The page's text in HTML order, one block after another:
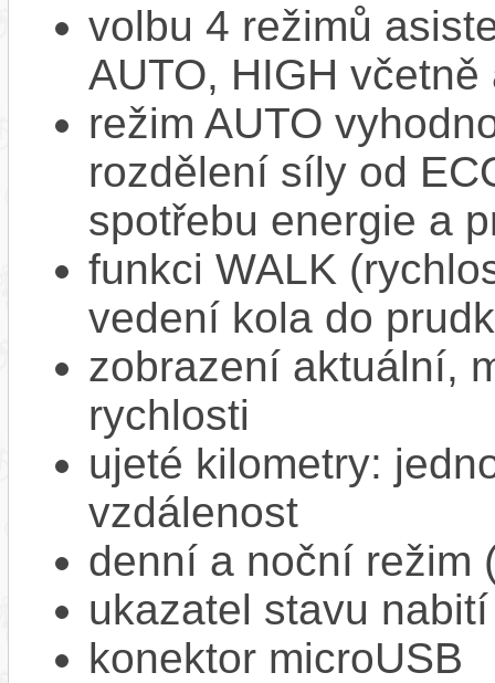
volbu 4 režimů
AUTO, HIGH
režim AUTO
rozdělení síly od
spotřebu energie a
funkci WALK
vedení kola do
zobrazení aktuální,
rychlosti
ujeté kilometry:
vzdálenost
denní a noční režim
ukazatel stavu
konektor microUSB